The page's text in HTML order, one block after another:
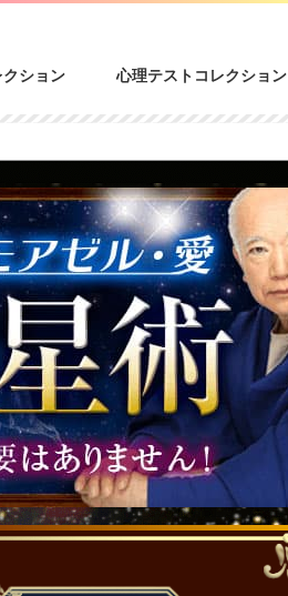
ション 心理テストコレクション